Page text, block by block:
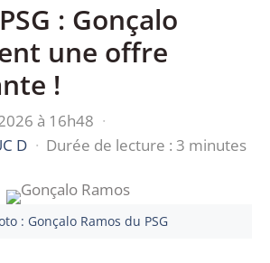
: Gonçalo
une offre
!
à 16h48 ·
D · Durée de lecture : 3 minutes
: Gonçalo Ramos du PSG